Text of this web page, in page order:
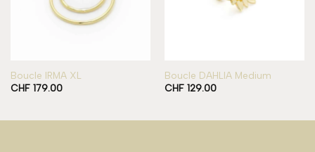
Boucle IRMA XL
CHF179.00
Boucle DAHLIA Medium
CHF129.00